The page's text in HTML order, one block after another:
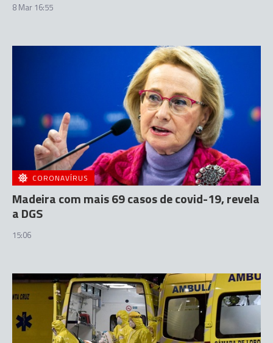
8 Mar 16:55
CORONAVÍRUS
Madeira com mais 69 casos de covid-19, revela
a DGS
15:06